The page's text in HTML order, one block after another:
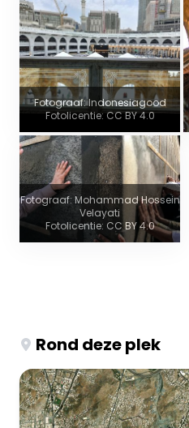
Fotograaf: Indonesiagood
Fotolicentie: CC BY 4.0
Fotograaf: Mohammad Hossein
Velayati
Fotolicentie: CC BY 4.0
Rond deze plek